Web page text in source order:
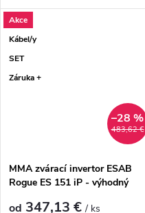
komponentov s...
Akce
Kábel/y
SET
Záruka +
483,62 €
–28 %
MMA zvárací invertor ESAB
Rogue ES 151 iP - výhodný
od 347,13 €/ ks